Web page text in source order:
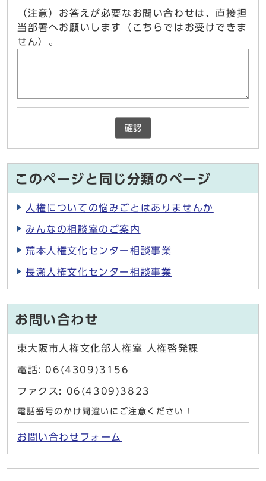
（注意）お答えが必要なお問い合わせは、直接担
当部署へお願いします（こちらではお受けできま
せん）。
確認
このページと同じ分類のページ
人権についての悩みごとはありませんか
みんなの相談室のご案内
荒本人権文化センター相談事業
長瀬人権文化センター相談事業
お問い合わせ
東大阪市人権文化部人権室 人権啓発課
電話: 06(4309)3156
ファクス: 06(4309)3823
電話番号のかけ間違いにご注意ください！
お問い合わせフォーム